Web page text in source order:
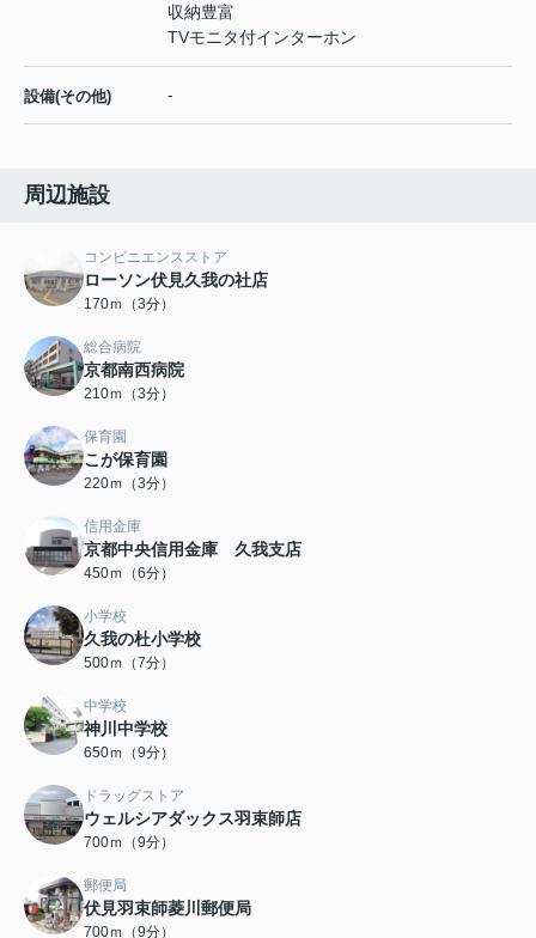
収納豊富
TVモニタ付インターホン
設備(その他) -
周辺施設
コンビニエンスストア
ローソン伏見久我の社店
170ｍ（3分）
総合病院
京都南西病院
210ｍ（3分）
保育園
こが保育園
220ｍ（3分）
信用金庫
京都中央信用金庫 久我支店
450ｍ（6分）
小学校
久我の杜小学校
500ｍ（7分）
中学校
神川中学校
650ｍ（9分）
ドラッグストア
ウェルシアダックス羽束師店
700ｍ（9分）
郵便局
伏見羽束師菱川郵便局
700ｍ（9分）